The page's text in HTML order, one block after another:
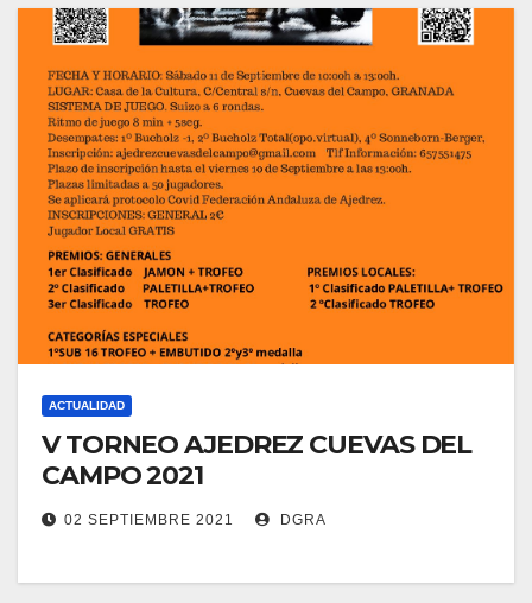
ACTUALIDAD
V TORNEO AJEDREZ CUEVAS DEL
CAMPO 2021
02 SEPTIEMBRE 2021 DGRA